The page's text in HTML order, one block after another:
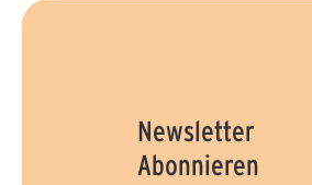
Newsletter
Abonnieren